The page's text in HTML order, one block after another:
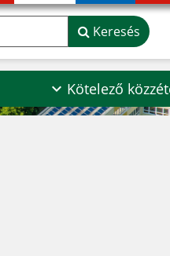
Keresés
Kötelező